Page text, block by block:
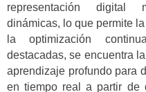
representación digital
dinámicas, lo que permite
la optimización
destacadas, se encuentra
aprendizaje profundo para
en tiempo real a partir de